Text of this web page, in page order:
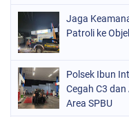
Jaga
Patroli ke
Polsek Ibun
Cegah C3
Area SPBU